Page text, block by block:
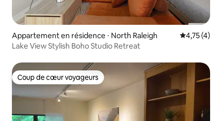
Appartement en résidence ⋅ North Raleigh Évaluation
4,75 (4)
Lake View Stylish Boho Studio Retreat
Coup de cœur voyageurs
Coup de cœur voyageurs